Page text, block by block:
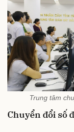
Trung tâm
Chuyển đổi số